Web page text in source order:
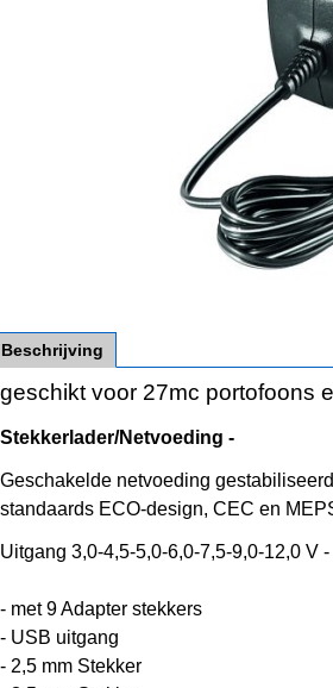
Beschrijving
geschikt voor 27mc portofoons
Stekkerlader/Netvoeding -
Geschakelde netvoeding
standaards ECO-design, CEC en
Uitgang 3,0-4,5-5,0-6,0-7,5-9,0-12,0 V
- met 9 Adapter stekkers
- USB uitgang
- 2,5 mm Stekker